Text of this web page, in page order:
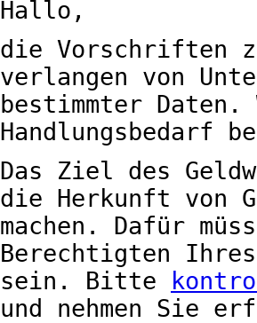
Hallo,
die Vorschriften
verlangen von
bestimmter
Handlungsbedarf
Das Ziel des
die Herkunft von
machen. Dafür
Berechtigten
sein. Bitte
und nehmen Sie